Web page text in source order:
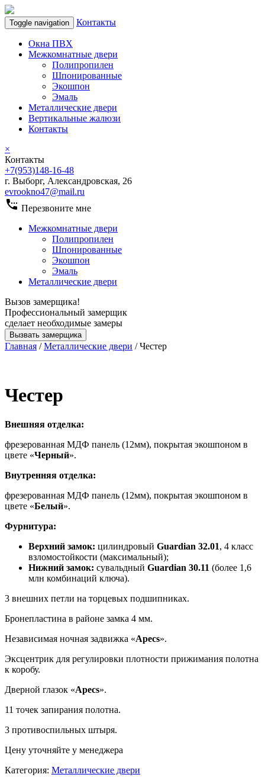
Toggle navigation Контакты
Окна ПВХ
Межкомнатные двери
Полипропилен
Шпонированные
Экошпон
Эмаль
Металлические двери
Вертикальные жалюзи
Контакты
×
Контакты
+7(953)148-16-48
г. Выборг, Александровская, 26
evrookno47@mail.ru
settings_phone Перезвоните мне
Межкомнатные двери
Полипропилен
Шпонированные
Экошпон
Эмаль
Металлические двери
Вызов замерщика!
Профессиональный замерщик
сделает необходимые замеры
Вызвать замерщика
Главная /Металлические двери / Честер
Честер
Внешняя отделка:
фрезерованная МДФ панель (12мм), покрытая экошпоном в
цвете «Черный».
Внутренняя отделка:
фрезерованная МДФ панель (12мм), покрытая экошпоном в
цвете «Белый».
Фурнитура:
Верхний замок: цилиндровый Guardian 32.01, 4 класс
взломостойкости (максимальный);
Нижний замок: сувальдный Guardian 30.11 (более 1,6
млн комбинаций ключа).
3 внешних петли на торцевых подшипниках.
Бронепластина в районе замка 4 мм.
Независимая ночная задвижка «Apecs».
Эксцентрик для регулировки плотности прижимания полотна
к коробу.
Дверной глазок «Apecs».
11 точек запирания полотна.
3 противоспильных штыря.
Цену уточняйте у менеджера
Категория: Металлические двери